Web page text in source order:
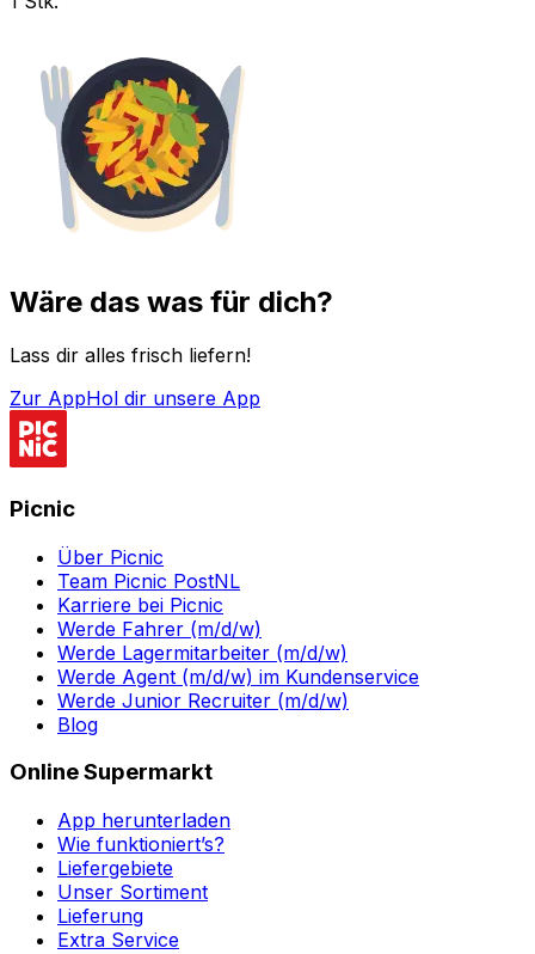
Wäre das was für dich?
Lass dir alles frisch liefern!
Zur AppHol dir unsere App
Picnic
Über Picnic
Team Picnic PostNL
Karriere bei Picnic
Werde Fahrer (m/d/w)
Werde Lagermitarbeiter (m/d/w)
Werde Agent (m/d/w) im Kundenservice
Werde Junior Recruiter (m/d/w)
Blog
Online Supermarkt
App herunterladen
Wie funktioniert’s?
Liefergebiete
Unser Sortiment
Lieferung
Extra Service